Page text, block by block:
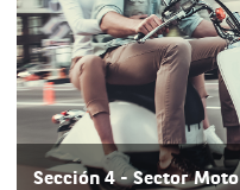
Sección 4 - Sector Moto